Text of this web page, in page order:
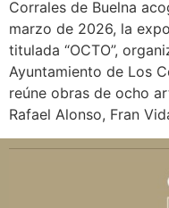
Corrales de Buelna
marzo de 2026, la
titulada “OCTO”,
Ayuntamiento de Los
reúne obras de ocho
Rafael Alonso, Fran